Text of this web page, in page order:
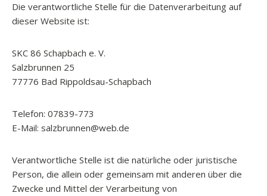
Die verantwortliche Stelle für die Datenverarbeitung auf
dieser Website ist:
SKC 86 Schapbach e. V.
Salzbrunnen 25
77776 Bad Rippoldsau-Schapbach
Telefon: 07839-773
E-Mail: salzbrunnen@web.de
Verantwortliche Stelle ist die natürliche oder juristische
Person, die allein oder gemeinsam mit anderen über die
Zwecke und Mittel der Verarbeitung von